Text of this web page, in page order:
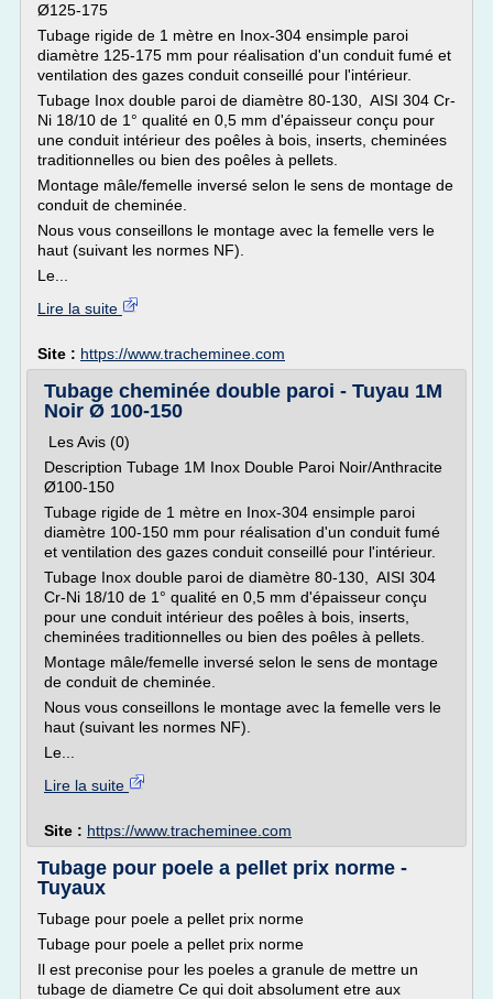
Ø125-175
Tubage rigide de 1 mètre en Inox-304 ensimple paroi
diamètre 125-175 mm pour réalisation d'un conduit fumé et
ventilation des gazes conduit conseillé pour l'intérieur.
Tubage Inox double paroi de diamètre 80-130, AISI 304 Cr-
Ni 18/10 de 1° qualité en 0,5 mm d'épaisseur conçu pour
une conduit intérieur des poêles à bois, inserts, cheminées
traditionnelles ou bien des poêles à pellets.
Montage mâle/femelle inversé selon le sens de montage de
conduit de cheminée.
Nous vous conseillons le montage avec la femelle vers le
haut (suivant les normes NF).
Le...
Lire la suite
Site : https://www.tracheminee.com
Tubage cheminée double paroi - Tuyau 1M
Noir Ø 100-150
Les Avis (0)
Description Tubage 1M Inox Double Paroi Noir/Anthracite
Ø100-150
Tubage rigide de 1 mètre en Inox-304 ensimple paroi
diamètre 100-150 mm pour réalisation d'un conduit fumé
et ventilation des gazes conduit conseillé pour l'intérieur.
Tubage Inox double paroi de diamètre 80-130, AISI 304
Cr-Ni 18/10 de 1° qualité en 0,5 mm d'épaisseur conçu
pour une conduit intérieur des poêles à bois, inserts,
cheminées traditionnelles ou bien des poêles à pellets.
Montage mâle/femelle inversé selon le sens de montage
de conduit de cheminée.
Nous vous conseillons le montage avec la femelle vers le
haut (suivant les normes NF).
Le...
Lire la suite
Site : https://www.tracheminee.com
Tubage pour poele a pellet prix norme -
Tuyaux
Tubage pour poele a pellet prix norme
Tubage pour poele a pellet prix norme
Il est preconise pour les poeles a granule de mettre un
tubage de diametre Ce qui doit absolument etre aux